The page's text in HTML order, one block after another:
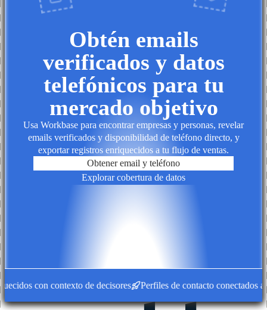
Obtén emails
verificados y datos
telefónicos para tu
mercado objetivo
Usa Workbase para encontrar empresas y personas, revelar
emails verificados y disponibilidad de teléfono directo, y
exportar registros enriquecidos a tu flujo de ventas.
Obtener email y teléfono
Explorar cobertura de datos
con contexto de decisores Perfiles de contacto conectados a